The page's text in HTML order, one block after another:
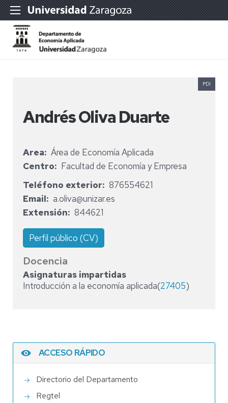
Andrés Oliva Duarte
PDI
Area
Área de Economía Aplicada
Centro
Facultad de Economía y Empresa
Teléfono exterior
876554621
Email
a.oliva@unizar.es
Extensión
844621
Perfil público (CV)
Docencia
Asignaturas impartidas
Introducción a la economía aplicada(27405)
ACCESO RÁPIDO
Directorio del Departamento
Regtel